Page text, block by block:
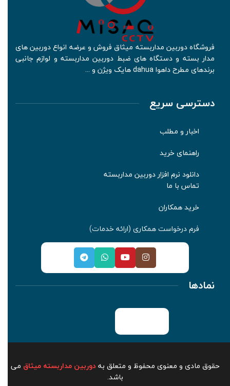
نمادها
دسترسی سریع
اخبار و مطلب
راهنمای خرید
دانلود نرم افزار دوربین مداربسته
تماس با ما
خرید همکاران
فرم درخواست همکاری (ارائه خدمات)
فروشگاه دوربین مداربسته میثاق فروش و عرضه انواع دوربین های
مدار بسته و دستگاه های ضبط دوربین مداربسته و لوازم جانبی
برندهای مطرح داهوا dahua هایک ویژن و ...
حقوق مادی و معنوی محفوظ و متعلق بهدوربین مداربسته میثاق می
باشد.